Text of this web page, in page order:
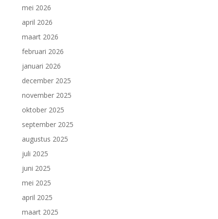
mei 2026
april 2026
maart 2026
februari 2026
januari 2026
december 2025
november 2025
oktober 2025
september 2025
augustus 2025
juli 2025
juni 2025
mei 2025
april 2025
maart 2025